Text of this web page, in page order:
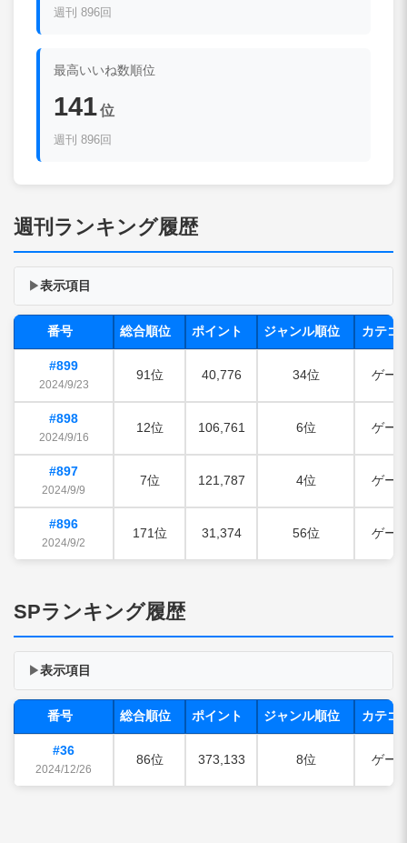
週刊 896回
最高いいね数順位
141位
週刊 896回
週刊ランキング履歴
▶表示項目
番号 総合順位 ポイント ジャンル順位 カテゴ
#899
2024/9/23
91位 40,776 34位 ゲー
#898
2024/9/16
12位 106,761 6位 ゲー
#897
2024/9/9
7位 121,787 4位 ゲー
#896
2024/9/2
171位 31,374 56位 ゲー
SPランキング履歴
▶表示項目
番号 総合順位 ポイント ジャンル順位 カテゴ
#36
2024/12/26
86位 373,133 8位 ゲー